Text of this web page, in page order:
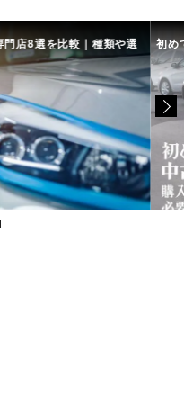
店8選を比較｜種類や選 初め